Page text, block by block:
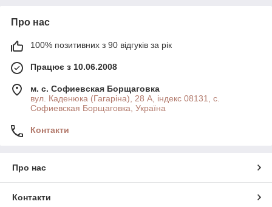
Про нас
100% позитивних з 90 відгуків за рік
Працює з 10.06.2008
м. с. Софиевская Борщаговка
вул. Каденюка (Гагаріна), 28 А, індекс 08131, с.
Софиевская Борщаговка, Україна
Контакти
Про нас
Контакти